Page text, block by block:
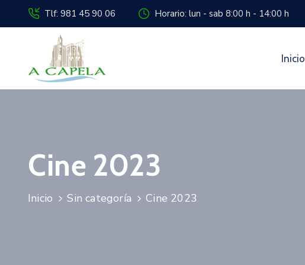
Tlf: 981 45 90 06 Horario: lun - sab 8:00 h - 14:00 h
Inicio
Cine 2023
Inicio Sin categoría Cine 2023